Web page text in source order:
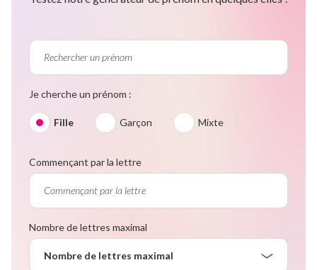
Je cherche un prénom :
Fille Garçon Mixte
Commençant par la lettre
Nombre de lettres maximal
Nombre de lettres maximal